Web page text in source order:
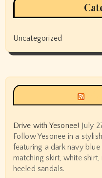
Uncategorized
Drive with Yesonee! July
Follow Yesonee in a
featuring a dark navy
matching skirt, white
heeled sandals.